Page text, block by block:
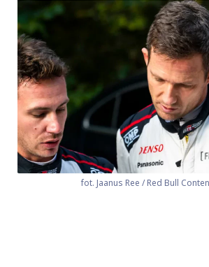
fot. Jaanus Ree / Red Bull